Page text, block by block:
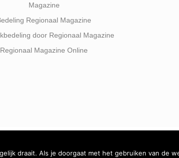
Magazine
Regionaal Magazine
door Regionaal Magazine
Regionaal Magazine Online
draait. Als je doorgaat met het gebruiken van de